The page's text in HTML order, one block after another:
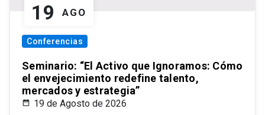
19 AGO
Conferencias
Seminario: “El Activo que Ignoramos: Cómo
el envejecimiento redefine talento,
mercados y estrategia”
19 de Agosto de 2026